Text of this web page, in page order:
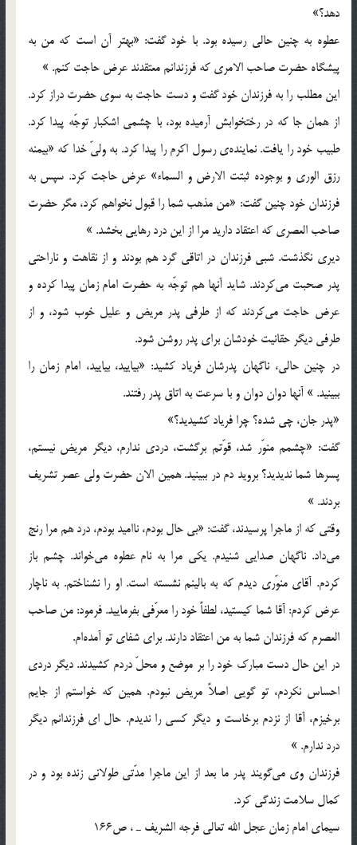
دهد؟»
عطوه به چنين حالي رسيده بود. با خود گفت: «بهتر آن است كه من به
پيشگاه حضرت صاحب الامري كه فرزندانم معتقدند عرض حاجت كنم. »
اين مطلب را به فرزندان خود گفت و دست حاجت به سوي حضرت دراز كرد.
از همان جا كه در رختخوابش آرميده بود، با چشمي اشكبار توجّه پيدا كرد.
طبيب خود را يافت. نماينده‌ي رسول اكرم را پيدا كرد. به وليّ خدا كه «بيمنه
رزق الوري و بوجوده ثبتت الارض و السماء» عرض حاجت كرد. سپس به
فرزندان خود چنين گفت: «من مذهب شما را قبول نخواهم كرد، مگر حضرت
صاحب العصري كه اعتقاد داريد مرا از اين درد رهايي بخشد. »
ديري نگذشت. شبي فرزندان در اتاقي گرد هم بودند و از نقاهت و ناراحتي
پدر صحبت مي‌كردند. شايد آنها هم توجّه به حضرت امام زمان پيدا كرده و
عرض حاجت مي‌كردند كه از طرفي پدر مريض و عليل خوب شود، و از
طرفي ديگر حقانيت خودشان براي پدر روشن شود.
در چنين حالي، ناگهان پدرشان فرياد كشيد: «بياييد، بياييد، امام زمان را
ببينيد. » آنها دوان دوان و با سرعت به اتاق پدر رفتند.
«پدر جان، چي شده؟ چرا فرياد كشيديد؟»
گفت: «چشمم منوّر شد، قوّتم برگشت، دردي ندارم، ديگر مريض نيستم،
پسرها شما نديديد؟ برويد دم در ببينيد. همين الان حضرت ولي عصر تشريف
بردند. »
وقتي كه از ماجرا پرسيدند، گفت: «بي حال بودم، نااميد بودم، درد هم مرا رنج
مي‌داد. ناگهان صدايي شنيدم. يكي مرا به نام عطوه مي‌خواند. چشم باز
كردم. آقاي منوّري ديدم كه به بالينم نشسته است. او را نشناختم. به ناچار
عرض كردم: آقا شما كيستيد، لطفاً‌ خود را معرّفي بفرماييد. فرمود: من صاحب
العصرم كه فرزندان شما به من اعتقاد دارند. براي شفاي تو آمده‌ام.
در اين حال دست مبارك خود را بر موضع و محلّ دردم كشيدند. ديگر دردي
احساس نكردم، تو گويي اصلاً مريض نبودم. همين كه خواستم از جايم
برخيزم، آقا از نزدم برخاست و ديگر كسي را نديدم. حال اي فرزندانم ديگر
درد ندارم. »
فرزندان وي مي‌گويند پدر ما بعد از اين ماجرا مدّتي طولاني زنده بود و در
كمال سلامت زندگي كرد.
سيماي امام زمان عجل الله تعالي فرجه الشريف ـ ، ص166